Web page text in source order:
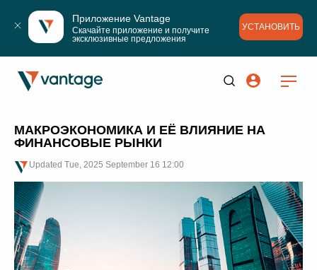
Приложение Vantage
Скачайте приложение и получите
эксклюзивные предложения
УСТАНОВИТЬ
МАКРОЭКОНОМИКА И ЕЁ ВЛИЯНИЕ НА
ФИНАНСОВЫЕ РЫНКИ
Updated Tue, 2025 September 16 12:00